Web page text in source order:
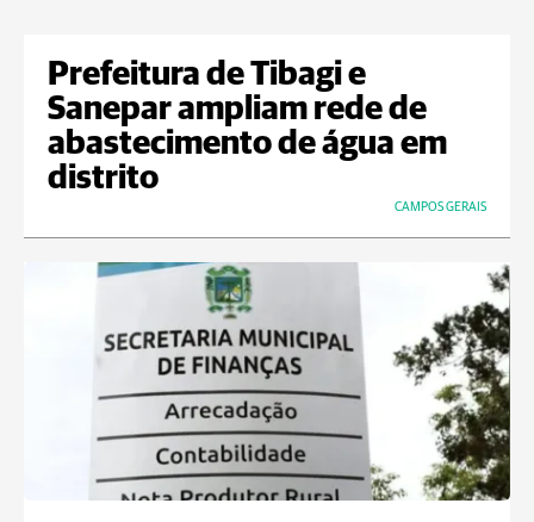
Prefeitura de Tibagi e
Sanepar ampliam rede de
abastecimento de água em
distrito
CAMPOS GERAIS